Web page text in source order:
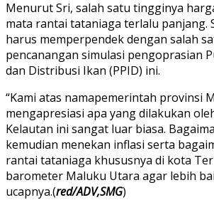
Menurut Sri, salah satu tingginya
mata rantai tataniaga terlalu panjang.
harus memperpendek dengan salah
pencanangan simulasi pengoprasian
dan Distribusi Ikan (PPID) ini.
“Kami atas namapemerintah provinsi
mengapresiasi apa yang dilakukan
Kelautan ini sangat luar biasa.
kemudian menekan inflasi serta
rantai tataniaga khususnya di kota
barometer Maluku Utara agar lebih
ucapnya.(red/ADV,SMG)